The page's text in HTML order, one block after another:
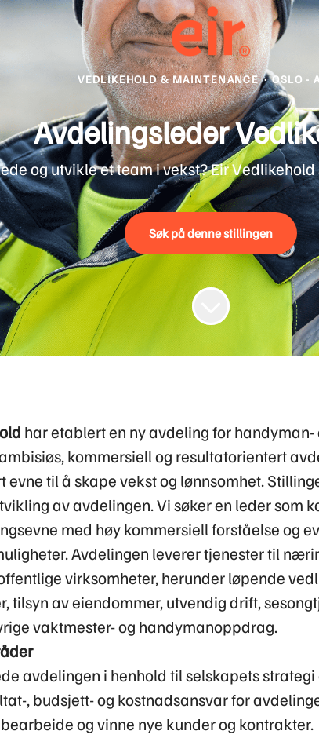
VEDLIKEHOLD & MAINTENANCE · OSLO -
Avdelingsleder
og utvikle et team i vekst? Eir
Søk på denne stillingen
har etablert en ny avdeling for
kommersiell og resultatorientert
evne til å skape vekst og lønnsomhet.
av avdelingen. Vi søker en leder som
med høy kommersiell forståelse og
Avdelingen leverer tjenester til
virksomheter, herunder løpende
tilsyn av eiendommer, utvendig drift,
vaktmester- og handymanoppdrag.
avdelingen i henhold til selskapets
, budsjett- og kostnadsansvar for
og vinne nye kunder og kontrakter.